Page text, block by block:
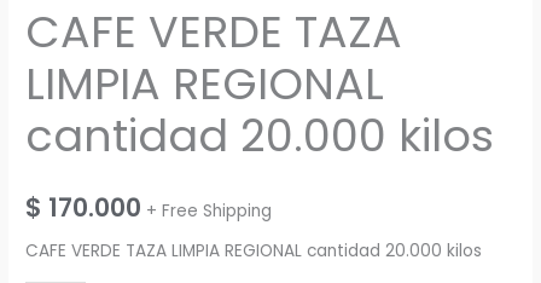
CAFE VERDE TAZA
LIMPIA REGIONAL
cantidad 20.000 kilos
$ 170.000 + Free Shipping
CAFE VERDE TAZA LIMPIA REGIONAL cantidad 20.000 kilos